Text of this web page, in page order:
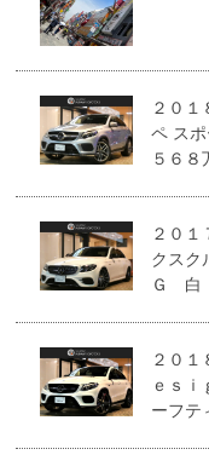
２０１
ペ ス
５６８
２０１
クスク
Ｇ 白
２０１
ｅｓｉ
ーフ